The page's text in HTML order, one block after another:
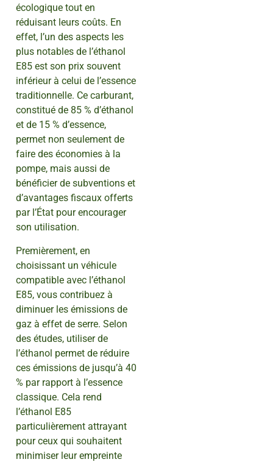
écologique tout en
réduisant leurs coûts. En
effet, l’un des aspects les
plus notables de l’éthanol
E85 est son prix souvent
inférieur à celui de l’essence
traditionnelle. Ce carburant,
constitué de 85 % d’éthanol
et de 15 % d’essence,
permet non seulement de
faire des économies à la
pompe, mais aussi de
bénéficier de subventions et
d’avantages fiscaux offerts
par l’État pour encourager
son utilisation.
Premièrement, en
choisissant un véhicule
compatible avec l’éthanol
E85, vous contribuez à
diminuer les émissions de
gaz à effet de serre. Selon
des études, utiliser de
l’éthanol permet de réduire
ces émissions de jusqu’à 40
% par rapport à l’essence
classique. Cela rend
l’éthanol E85
particulièrement attrayant
pour ceux qui souhaitent
minimiser leur empreinte